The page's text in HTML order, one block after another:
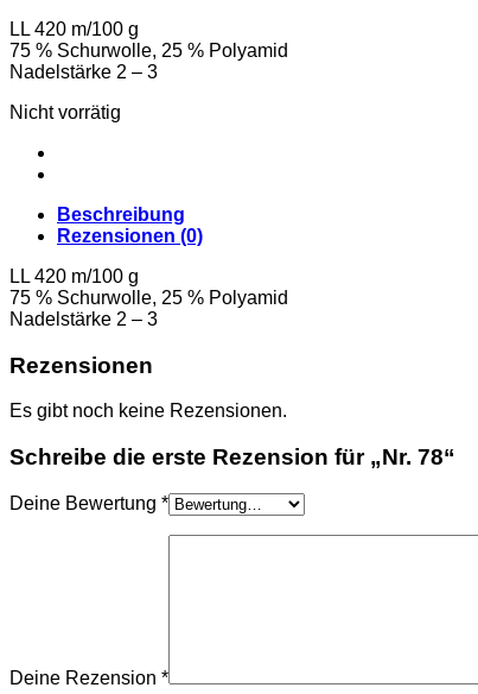
LL 420 m/100 g
75 % Schurwolle, 25 % Polyamid
Nadelstärke 2 – 3
Nicht vorrätig
Beschreibung
Rezensionen (0)
LL 420 m/100 g
75 % Schurwolle, 25 % Polyamid
Nadelstärke 2 – 3
Rezensionen
Es gibt noch keine Rezensionen.
Schreibe die erste Rezension für „Nr. 78“
Deine Bewertung *
Deine Rezension *